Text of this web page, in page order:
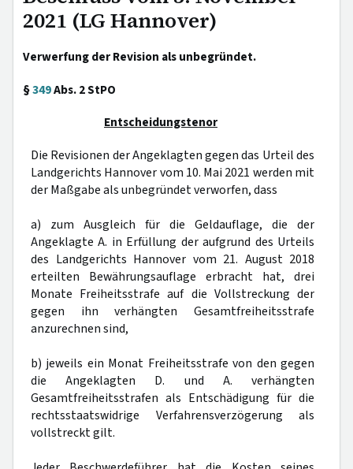
2021 (LG Hannover)
Verwerfung der Revision als unbegründet.
§349Abs. 2 StPO
Entscheidungstenor
Die Revisionen der Angeklagten gegen das Urteil des
Landgerichts Hannover vom 10. Mai 2021 werden mit
der Maßgabe als unbegründet verworfen, dass
a) zum Ausgleich für die Geldauflage, die der
Angeklagte A. in Erfüllung der aufgrund des Urteils
des Landgerichts Hannover vom 21. August 2018
erteilten Bewährungsauflage erbracht hat, drei
Monate Freiheitsstrafe auf die Vollstreckung der
gegen ihn verhängten Gesamtfreiheitsstrafe
anzurechnen sind,
b) jeweils ein Monat Freiheitsstrafe von den gegen
die Angeklagten D. und A. verhängten
Gesamtfreiheitsstrafen als Entschädigung für die
rechtsstaatswidrige Verfahrensverzögerung als
vollstreckt gilt.